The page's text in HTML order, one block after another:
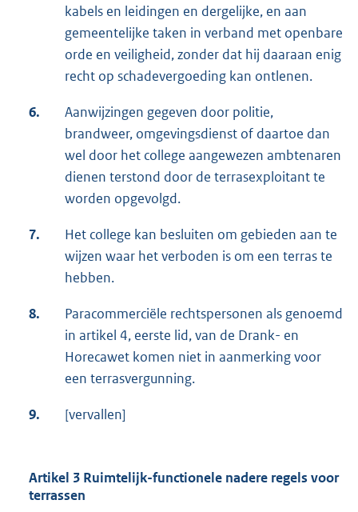
kabels en leidingen en dergelijke, en aan
gemeentelijke taken in verband met openbare
orde en veiligheid, zonder dat hij daaraan enig
recht op schadevergoeding kan ontlenen.
6.
Aanwijzingen gegeven door politie,
brandweer, omgevingsdienst of daartoe dan
wel door het college aangewezen ambtenaren
dienen terstond door de terrasexploitant te
worden opgevolgd.
7.
Het college kan besluiten om gebieden aan te
wijzen waar het verboden is om een terras te
hebben.
8.
Paracommerciële rechtspersonen als genoemd
in artikel 4, eerste lid, van de Drank- en
Horecawet komen niet in aanmerking voor
een terrasvergunning.
9. [vervallen]
Artikel 3 Ruimtelijk-functionele nadere regels voor
terrassen